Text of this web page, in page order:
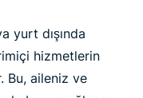
yurt dışında
hizmetlerin
Bu, aileniz ve